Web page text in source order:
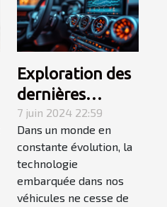
Exploration des
dernières
tendances en
matière de
systèmes audio
pour véhicules
en 2024
7 juin 2024 22:59
Dans un monde en
constante évolution, la
technologie
embarquée dans nos
véhicules ne cesse de